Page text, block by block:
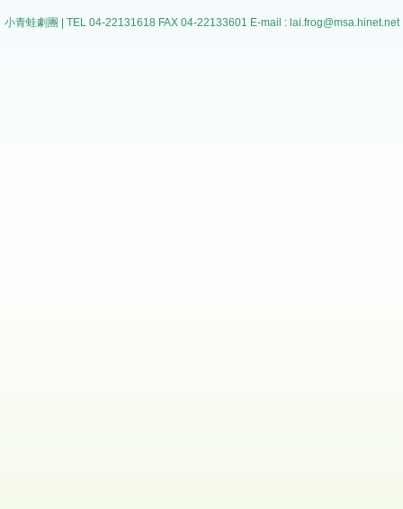
小青蛙劇團 | TEL 04-22131618 FAX 04-22133601 E-mail : lai.frog@msa.hinet.net